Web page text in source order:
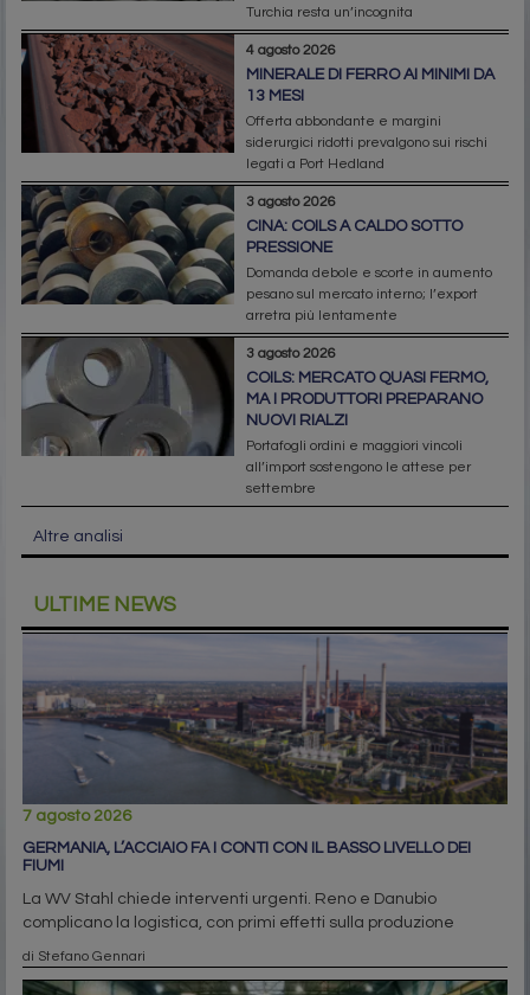
Turchia resta un’incognita
4 agosto 2026
MINERALE DI FERRO AI MINIMI DA
13 MESI
Offerta abbondante e margini
siderurgici ridotti prevalgono sui rischi
legati a Port Hedland
3 agosto 2026
CINA: COILS A CALDO SOTTO
PRESSIONE
Domanda debole e scorte in aumento
pesano sul mercato interno; l’export
arretra più lentamente
3 agosto 2026
COILS: MERCATO QUASI FERMO,
MA I PRODUTTORI PREPARANO
NUOVI RIALZI
Portafogli ordini e maggiori vincoli
all’import sostengono le attese per
settembre
Altre analisi
ULTIME NEWS
7 agosto 2026
GERMANIA, L’ACCIAIO FA I CONTI CON IL BASSO LIVELLO DEI
FIUMI
La WV Stahl chiede interventi urgenti. Reno e Danubio
complicano la logistica, con primi effetti sulla produzione
di Stefano Gennari